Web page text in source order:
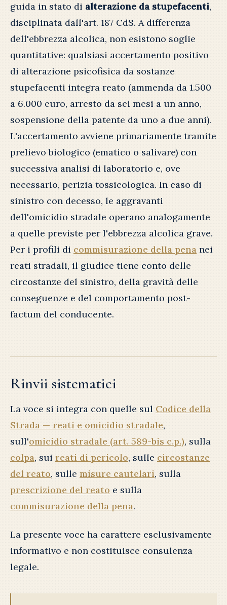
guida in stato di alterazione da stupefacenti,
disciplinata dall'art. 187 CdS. A differenza
dell'ebbrezza alcolica, non esistono soglie
quantitative: qualsiasi accertamento positivo
di alterazione psicofisica da sostanze
stupefacenti integra reato (ammenda da 1.500
a 6.000 euro, arresto da sei mesi a un anno,
sospensione della patente da uno a due anni).
L'accertamento avviene primariamente tramite
prelievo biologico (ematico o salivare) con
successiva analisi di laboratorio e, ove
necessario, perizia tossicologica. In caso di
sinistro con decesso, le aggravanti
dell'omicidio stradale operano analogamente
a quelle previste per l'ebbrezza alcolica grave.
Per i profili di commisurazione della pena nei
reati stradali, il giudice tiene conto delle
circostanze del sinistro, della gravità delle
conseguenze e del comportamento post-
factum del conducente.
Rinvii sistematici
La voce si integra con quelle sul Codice della
Strada — reati e omicidio stradale,
sull'omicidio stradale (art. 589-bis c.p.), sulla
colpa, sui reati di pericolo, sulle circostanze
del reato, sulle misure cautelari, sulla
prescrizione del reato e sulla
commisurazione della pena.
La presente voce ha carattere esclusivamente
informativo e non costituisce consulenza
legale.